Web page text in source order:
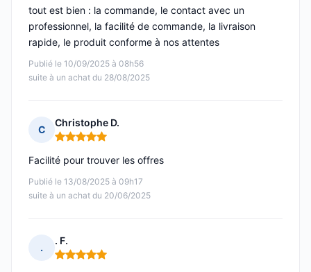
Publié le 10/09/2025 à 08h56
suite à un achat du 28/08/2025
tout est bien : la commande, le contact avec un
professionnel, la facilité de commande, la livraison
rapide, le produit conforme à nos attentes
C
Christophe D.
Note : 5 sur 5
Publié le 13/08/2025 à 09h17
suite à un achat du 20/06/2025
Facilité pour trouver les offres
.
. F.
Note : 5 sur 5